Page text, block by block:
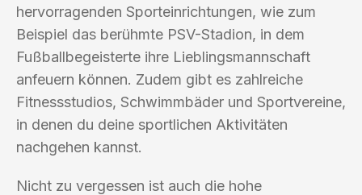
hervorragenden Sporteinrichtungen, wie zum
Beispiel das berühmte PSV-Stadion, in dem
Fußballbegeisterte ihre Lieblingsmannschaft
anfeuern können. Zudem gibt es zahlreiche
Fitnessstudios, Schwimmbäder und Sportvereine,
in denen du deine sportlichen Aktivitäten
nachgehen kannst.
Nicht zu vergessen ist auch die hohe